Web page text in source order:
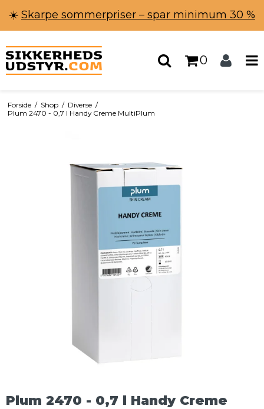
☀️ Skarpe sommerpriser – spar minimum 30 %
0
Forside / Shop / Diverse /
Plum 2470 - 0,7 l Handy Creme MultiPlum
Plum 2470 - 0,7 l Handy Creme